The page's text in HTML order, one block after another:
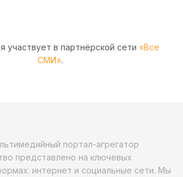
участвует в партнёрской сети «Все
СМИ».
портал-агрегатор
представлено на ключевых
интернет и социальные сети. Мы